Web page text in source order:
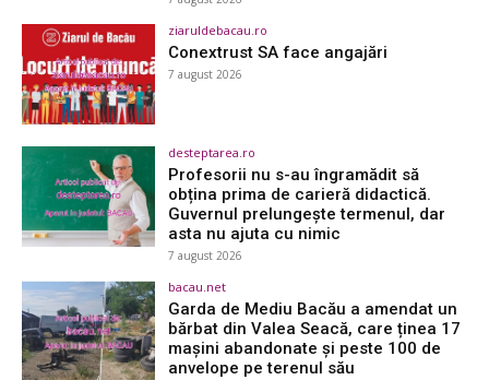
ziaruldebacau.ro
Conextrust SA face angajări
7 august 2026
desteptarea.ro
Profesorii nu s-au îngramădit să
obțina prima de carieră didactică.
Guvernul prelungește termenul, dar
asta nu ajuta cu nimic
7 august 2026
bacau.net
Garda de Mediu Bacău a amendat un
bărbat din Valea Seacă, care ținea 17
mașini abandonate și peste 100 de
anvelope pe terenul său